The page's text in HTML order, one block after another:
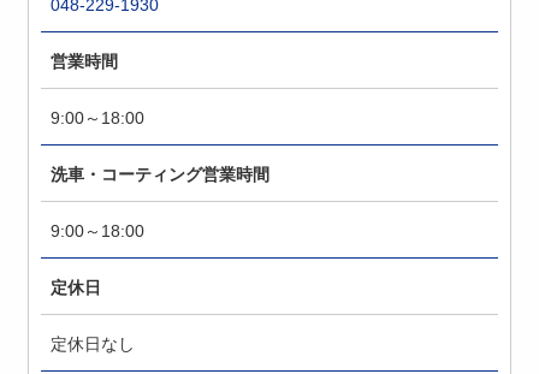
048-229-1930
営業時間
9:00～18:00
洗車・コーティング営業時間
9:00～18:00
定休日
定休日なし